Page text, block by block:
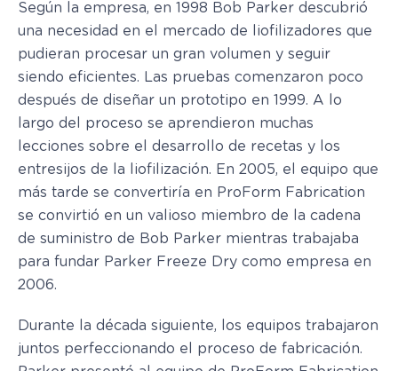
Según la empresa, en 1998 Bob Parker descubrió
una necesidad en el mercado de liofilizadores que
pudieran procesar un gran volumen y seguir
siendo eficientes. Las pruebas comenzaron poco
después de diseñar un prototipo en 1999. A lo
largo del proceso se aprendieron muchas
lecciones sobre el desarrollo de recetas y los
entresijos de la liofilización. En 2005, el equipo que
más tarde se convertiría en ProForm Fabrication
se convirtió en un valioso miembro de la cadena
de suministro de Bob Parker mientras trabajaba
para fundar Parker Freeze Dry como empresa en
2006.
Durante la década siguiente, los equipos trabajaron
juntos perfeccionando el proceso de fabricación.